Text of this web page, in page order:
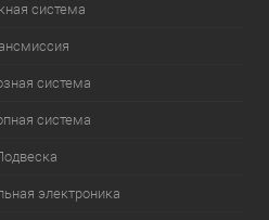
система
система
система
электроника